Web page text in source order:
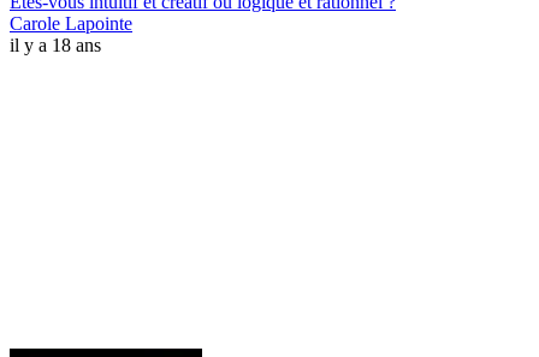
Carole Lapointe
il y a 18 ans